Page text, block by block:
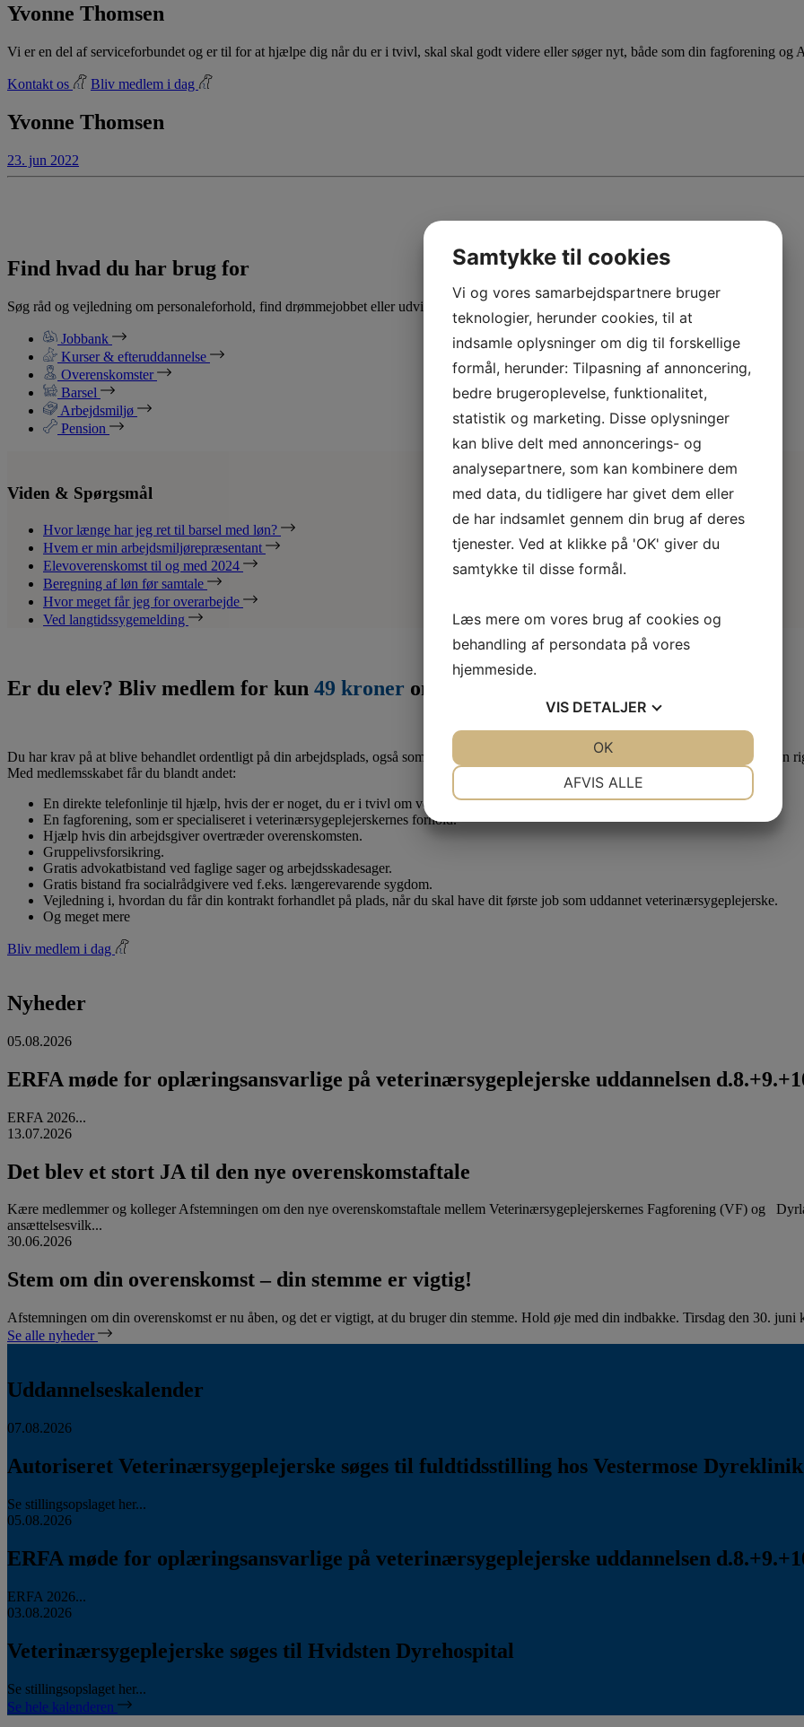
Yvonne Thomsen
Vi er en del af serviceforbundet og er til for at hjælpe dig når du er i tvivl, skal skal godt videre eller søger nyt, både som din fagforening og
Kontakt os Bliv medlem i dag
Yvonne Thomsen
23. jun 2022
Find hvad du har brug for
Søg råd og vejledning om personaleforhold, find drømmejobbet eller udvid din viden med specialiserede kurser.
Jobbank
Kurser & efteruddannelse
Overenskomster
Barsel
Arbejdsmiljø
Pension
Viden & Spørgsmål
Hvor længe har jeg ret til barsel med løn?
Hvem er min arbejdsmiljørepræsentant
Elevoverenskomst til og med 2024
Beregning af løn før samtale
Hvor meget får jeg for overarbejde
Ved langtidssygemelding
Er du elev? Bliv medlem for kun 49 kroner om måneden
Du har krav på at blive behandlet ordentligt på din arbejdsplads, også som lærling eller elev. Derfor er det en god idé at være medlem af en
Med medlemsskabet får du blandt andet:
En direkte telefonlinje til hjælp, hvis der er noget, du er i tvivl om vedr. dine løn- og arbejdsforhold.
En fagforening, som er specialiseret i veterinærsygeplejerskernes forhold.
Hjælp hvis din arbejdsgiver overtræder overenskomsten.
Gruppelivsforsikring.
Gratis advokatbistand ved faglige sager og arbejdsskadesager.
Gratis bistand fra socialrådgivere ved f.eks. længerevarende sygdom.
Vejledning i, hvordan du får din kontrakt forhandlet på plads, når du skal have dit første job som uddannet veterinærsygeplejerske.
Og meget mere
Bliv medlem i dag
Nyheder
05.08.2026
ERFA møde for oplæringsansvarlige på veterinærsygeplejerske uddannelsen
ERFA 2026...
13.07.2026
Det blev et stort JA til den nye overenskomstaftale
Kære medlemmer og kolleger Afstemningen om den nye overenskomstaftale mellem Veterinærsygeplejerskernes Fagforening (VF) og
ansættelsesvilk...
30.06.2026
Stem om din overenskomst – din stemme er vigtig!
Afstemningen om din overenskomst er nu åben, og det er vigtigt, at du bruger din stemme. Hold øje med din indbakke. Tirsdag den 30.
Se alle nyheder
Uddannelseskalender
07.08.2026
Autoriseret Veterinærsygeplejerske søges til fuldtidsstilling hos Vestermose
Se stillingsopslaget her...
05.08.2026
ERFA møde for oplæringsansvarlige på veterinærsygeplejerske uddannelsen
ERFA 2026...
03.08.2026
Veterinærsygeplejerske søges til Hvidsten Dyrehospital
Se stillingsopslaget her...
Se hele kalenderen
Samtykke til cookies
Vi og vores samarbejdspartnere bruger
teknologier, herunder cookies, til at
indsamle oplysninger om dig til forskellige
formål, herunder: Tilpasning af annoncering,
bedre brugeroplevelse, funktionalitet,
statistik og marketing. Disse oplysninger
kan blive delt med annoncerings- og
analysepartnere, som kan kombinere dem
med data, du tidligere har givet dem eller
de har indsamlet gennem din brug af deres
tjenester. Ved at klikke på 'OK' giver du
samtykke til disse formål.
Læs mere om vores brug af cookies og
behandling af persondata på vores
hjemmeside.
VIS DETALJER
AFVIS ALLE
OK